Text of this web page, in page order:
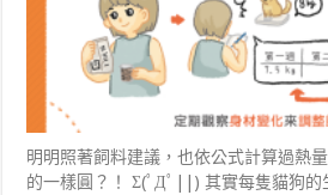
明明照著飼料建議，也依公式計算過熱
的一樣圓？！ Σ(ﾟДﾟ||) 其實每隻貓狗的